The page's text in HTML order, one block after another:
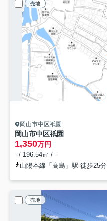
売地
岡山市中区祇園
岡山市中区祇園
1,350万円
- / 196.54㎡ / -
山陽本線「高島」駅 徒歩25分
売地